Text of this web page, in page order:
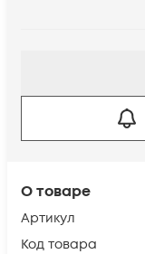
О товаре
Артикул
Код товара